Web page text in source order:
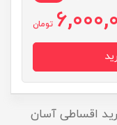
تومان
اقساطی آسان